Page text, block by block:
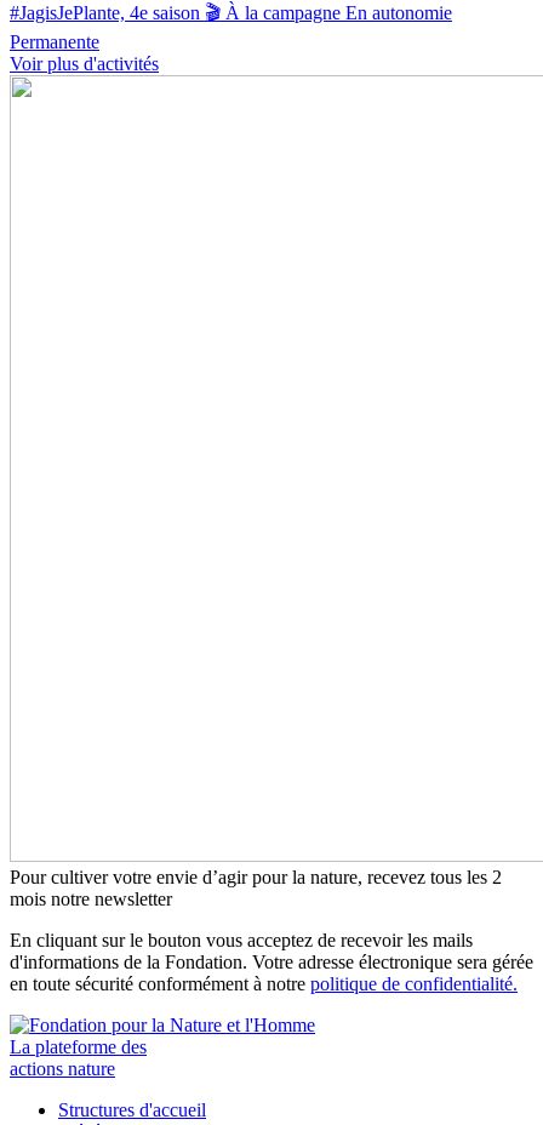
#JagisJePlante, 4e saison 🎬 À la campagne En autonomie
Permanente
Voir plus d'activités
Pour cultiver votre envie d’agir pour la nature, recevez tous les 2
mois notre newsletter
En cliquant sur le bouton vous acceptez de recevoir les mails
d'informations de la Fondation. Votre adresse électronique sera gérée
en toute sécurité conformément à notre politique de confidentialité.
La plateforme des
actions nature
Structures d'accueil